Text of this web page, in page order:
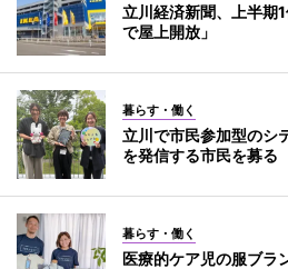
立川経済新聞、上半期
で屋上開放」
暮らす・働く
立川で市民参加型の
を発信する市民を募る
暮らす・働く
医療的ケア児の服ブ